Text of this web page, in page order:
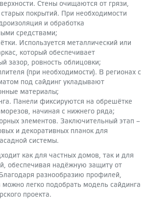
Стены очищаются от грязи,
покрытий. При необходимости
и обработка
средствами;
Используется металлический или
который обеспечивает
зазор, ровность облицовки;
(при необходимости). В регионах с
под сайдинг укладывают
материалы;
Панели фиксируются на обрешётке
начиная с нижнего ряда;
элементов. Заключительный этап –
и декоративных планок для
системы.
как для частных домов, так и для
обеспечивая надёжную защиту от
разнообразию профилей,
можно легко подобрать модель сайдинга
проекта.